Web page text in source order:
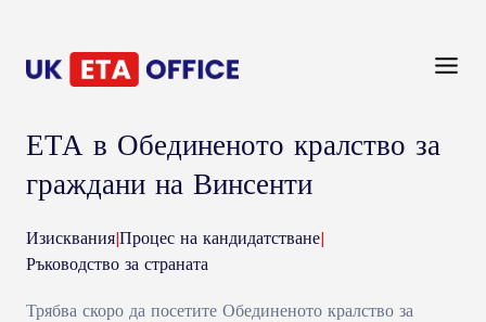
ЕТА в Обединеното кралство за
граждани на Винсенти
Изисквания|Процес на кандидатстване|
Ръководство за страната
Трябва скоро да посетите Обединеното кралство за